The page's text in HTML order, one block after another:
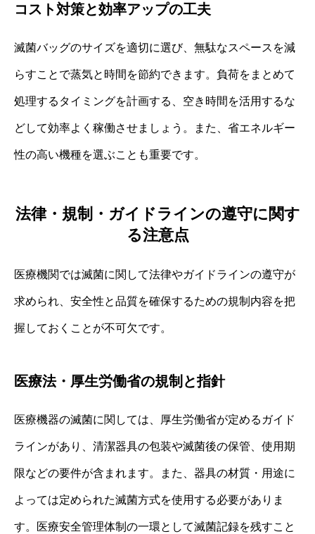
コスト対策と効率アップの工夫
滅菌バッグのサイズを適切に選び、無駄なスペースを減
らすことで蒸気と時間を節約できます。負荷をまとめて
処理するタイミングを計画する、空き時間を活用するな
どして効率よく稼働させましょう。また、省エネルギー
性の高い機種を選ぶことも重要です。
法律・規制・ガイドラインの遵守に関す
る注意点
医療機関では滅菌に関して法律やガイドラインの遵守が
求められ、安全性と品質を確保するための規制内容を把
握しておくことが不可欠です。
医療法・厚生労働省の規制と指針
医療機器の滅菌に関しては、厚生労働省が定めるガイド
ラインがあり、清潔器具の包装や滅菌後の保管、使用期
限などの要件が含まれます。また、器具の材質・用途に
よっては定められた滅菌方式を使用する必要がありま
す。医療安全管理体制の一環として滅菌記録を残すこと